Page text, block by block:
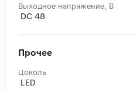
Выходное напряжение, В
DC 48
Прочее
Цоколь
LED